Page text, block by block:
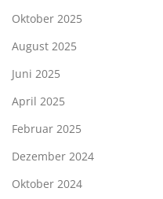
Oktober 2025
August 2025
Juni 2025
April 2025
Februar 2025
Dezember 2024
Oktober 2024